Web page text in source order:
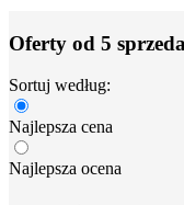
Oferty od 5
Sortuj według:
Najlepsza cena
Najlepsza ocena